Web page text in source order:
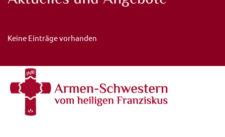
Keine Einträge vorhanden